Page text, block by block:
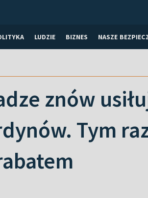
LUDZIE BIZNES NASZE
znów
Tym